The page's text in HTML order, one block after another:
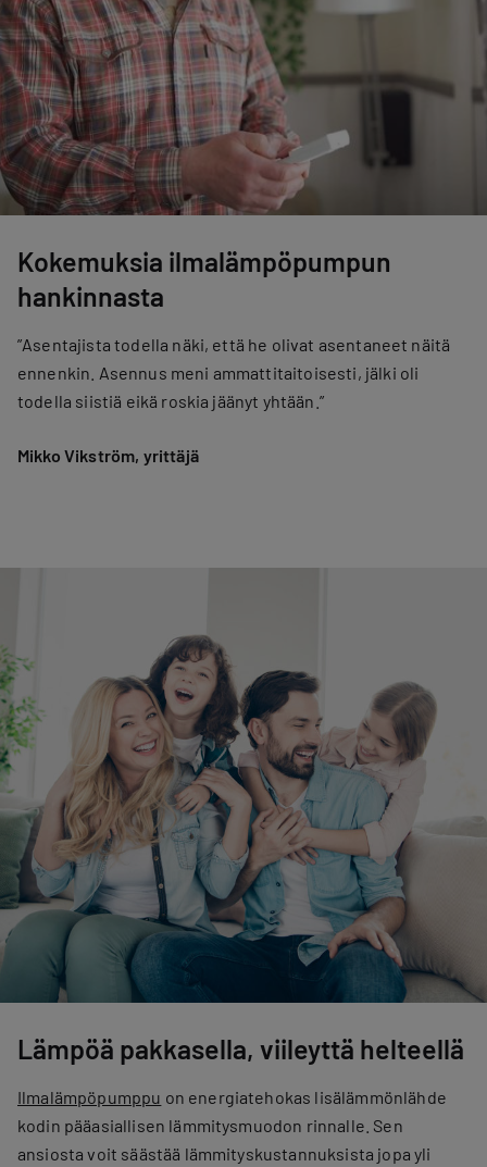
Kokemuksia ilmalämpöpumpun
hankinnasta
”Asentajista todella näki, että he olivat asentaneet näitä
ennenkin. Asennus meni ammattitaitoisesti, jälki oli
todella siistiä eikä roskia jäänyt yhtään.”
Mikko Vikström, yrittäjä
Lämpöä pakkasella, viileyttä helteellä
Ilmalämpöpumppu on energiatehokas lisälämmönlähde
kodin pääasiallisen lämmitysmuodon rinnalle. Sen
ansiosta voit säästää lämmityskustannuksista jopa yli